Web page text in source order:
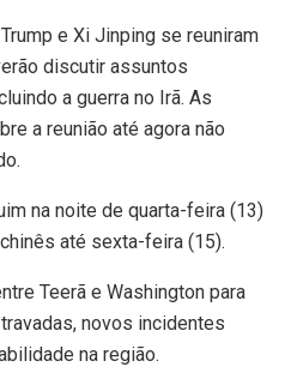
e Xi Jinping se reuniram
discutir assuntos
a guerra no Irã. As
a reunião até agora não
na noite de quarta-feira (13)
até sexta-feira (15).
Teerã e Washington para
novos incidentes
na região.